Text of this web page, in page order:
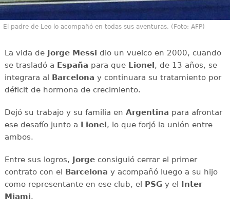
El padre de Leo lo acompañó en todas sus aventuras. (Foto: AFP)
La vida de Jorge Messi dio un vuelco en 2000, cuando
se trasladó a España para que Lionel, de 13 años, se
integrara al Barcelona y continuara su tratamiento por
déficit de hormona de crecimiento.
Dejó su trabajo y su familia en Argentina para afrontar
ese desafío junto a Lionel, lo que forjó la unión entre
ambos.
Entre sus logros, Jorgeconsiguió cerrar el primer
contrato con el Barcelona y acompañó luego a su hijo
como representante en ese club, el PSGy el Inter
Miami.